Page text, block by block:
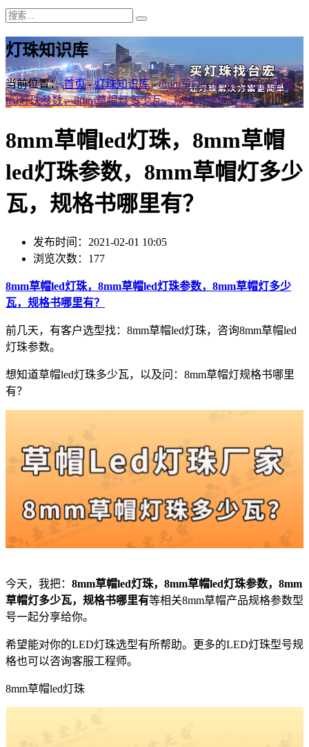
灯珠知识库
当前位置：首页-灯珠知识库-8mm草帽led灯珠，8mm草帽
led灯珠参数，8mm草帽灯多少瓦，规格书哪里有？
8mm草帽led灯珠，8mm草帽
led灯珠参数，8mm草帽灯多少
瓦，规格书哪里有？
发布时间：2021-02-01 10:05
浏览次数：177
8mm草帽led灯珠，8mm草帽led灯珠参数，8mm草帽灯多少
瓦，规格书哪里有？
前几天，有客户选型找：8mm草帽led灯珠，咨询8mm草帽led
灯珠参数。
想知道草帽led灯珠多少瓦，以及问：8mm草帽灯规格书哪里
有？
今天，我把： 8mm草帽led灯珠，8mm草帽led灯珠参数， 8mm
草帽灯多少瓦，规格书哪里有等相关8mm草帽产品规格参数型
号一起分享给你。
希望能对你的LED灯珠选型有所帮助。更多的LED灯珠型号规
格也可以咨询客服工程师。
8mm草帽led灯珠